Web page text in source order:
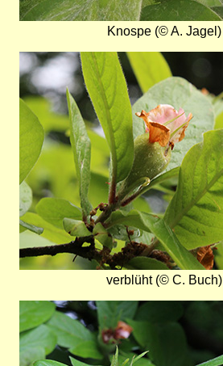
Knospe (© A. Jagel)
Bild
verblüht (© C. Buch)
Bild